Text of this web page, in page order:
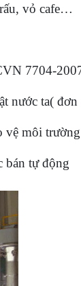
vỏ cafe…
7704-
nước ta(
vệ môi
bán tự động